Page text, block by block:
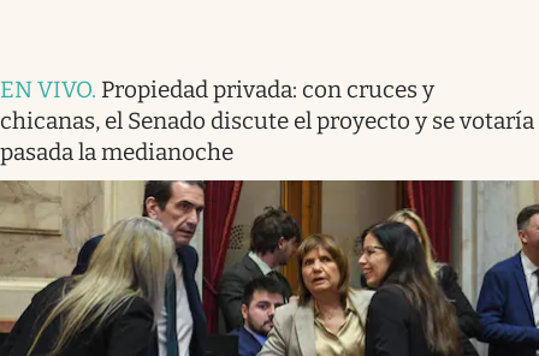
EN VIVO. Propiedad privada: con cruces y
chicanas, el Senado discute el proyecto y se votaría
pasada la medianoche